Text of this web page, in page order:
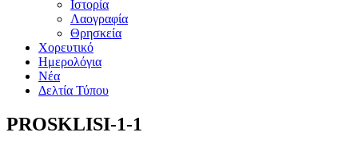
Ιστορία
Λαογραφία
Θρησκεία
Χορευτικό
Ημερολόγια
Νέα
Δελτία Τύπου
PROSKLISI-1-1